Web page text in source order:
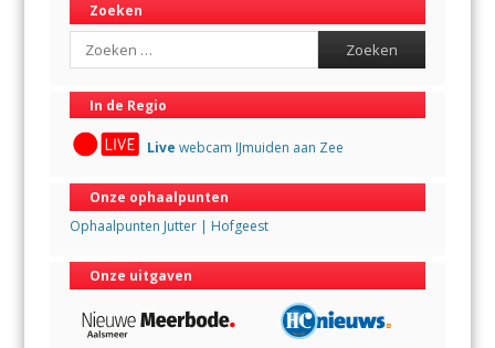
Zoeken
Search
In de Regio
Live webcam IJmuiden aan Zee
Onze ophaalpunten
Ophaalpunten Jutter | Hofgeest
Onze uitgaven